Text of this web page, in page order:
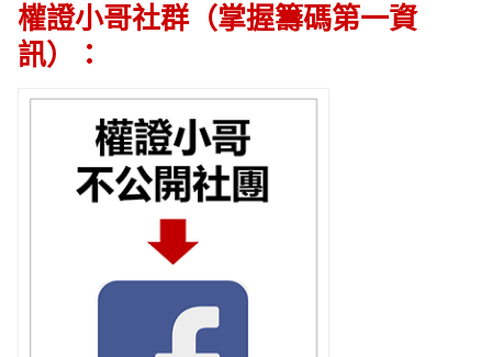
權證小哥社群（掌握籌碼第一資
訊）：